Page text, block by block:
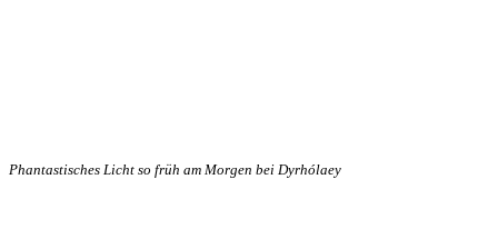
Phantastisches Licht so früh am Morgen bei Dyrhólaey